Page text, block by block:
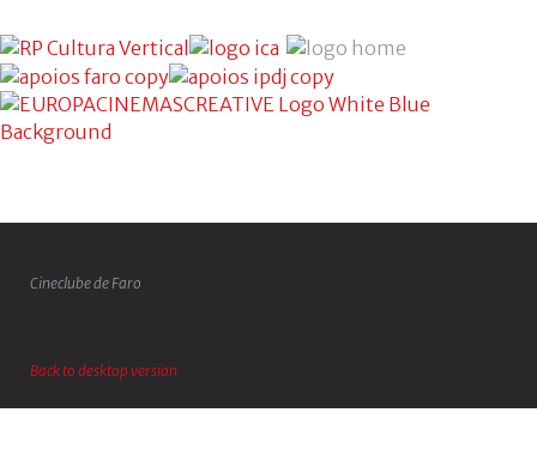
Cineclube de Faro
Back to desktop version